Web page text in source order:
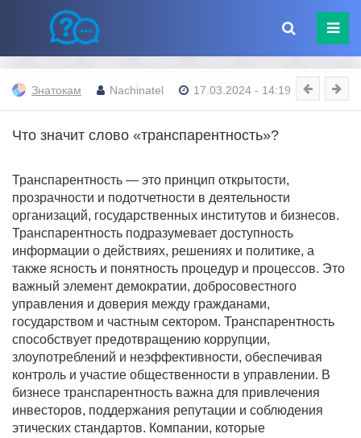
Знатокам Nachinatel 17.03.2024 - 14:19
Что значит слово «транспарентность»?
Транспарентность — это принцип открытости,
прозрачности и подотчетности в деятельности
организаций, государственных институтов и бизнесов.
Транспарентность подразумевает доступность
информации о действиях, решениях и политике, а
также ясность и понятность процедур и процессов. Это
важный элемент демократии, добросовестного
управления и доверия между гражданами,
государством и частным сектором. Транспарентность
способствует предотвращению коррупции,
злоупотреблений и неэффективности, обеспечивая
контроль и участие общественности в управлении. В
бизнесе транспарентность важна для привлечения
инвесторов, поддержания репутации и соблюдения
этических стандартов. Компании, которые